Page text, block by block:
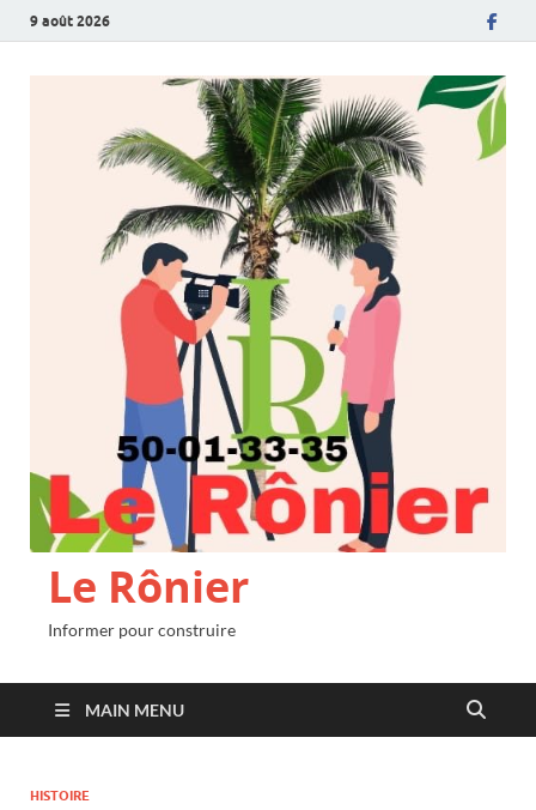
9 août 2026
Le Rônier
Informer pour construire
MAIN MENU
HISTOIRE